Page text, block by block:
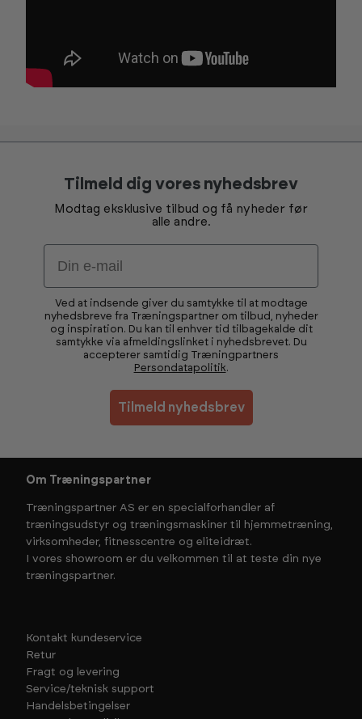
Tilmeld dig vores nyhedsbrev
Modtag eksklusive tilbud og få nyheder før
alle andre.
Email
Ved at indsende giver du samtykke til at modtage
nyhedsbreve fra Træningspartner om tilbud, nyheder
og inspiration. Du kan til enhver tid tilbagekalde dit
samtykke via afmeldingslinket i nyhedsbrevet. Du
accepterer samtidig Træningpartners
Persondatapolitik.
Tilmeld nyhedsbrev
Om Træningspartner
Træningspartner AS er en specialforhandler af
træningsudstyr og træningsmaskiner til hjemmetræning,
virksomheder, fitnesscentre og eliteidræt.
I vores showroom er du velkommen til at teste din nye
træningspartner.
Kontakt kundeservice
Retur
Fragt og levering
Service/teknisk support
Handelsbetingelser